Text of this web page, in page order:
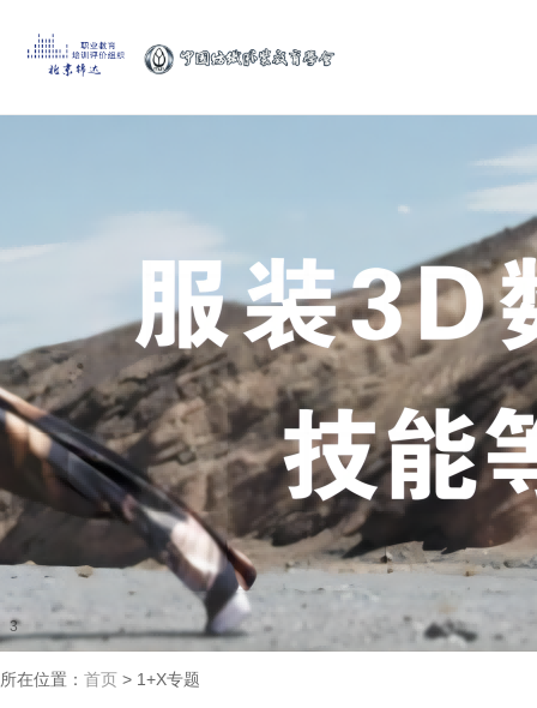
3
所在位置： 首页 > 1+X专题